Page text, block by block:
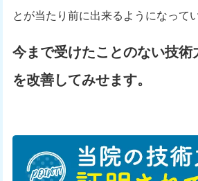
とが当たり前に出来るようになって
今まで受けたことのない技術
を改善してみせます。